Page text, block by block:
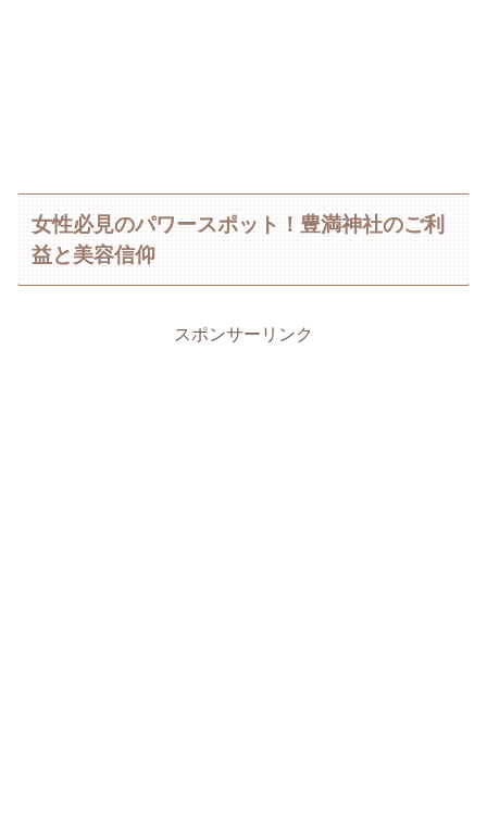
女性必見のパワースポット！豊満神社のご利
益と美容信仰
スポンサーリンク